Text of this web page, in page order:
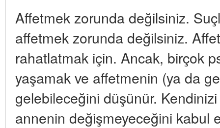
Affetmek zorunda değilsiniz.
affetmek zorunda değilsiniz.
rahatlatmak için. Ancak, birçok
yaşamak ve affetmenin (ya da
gelebileceğini düşünür.
annenin değişmeyeceğini kabul